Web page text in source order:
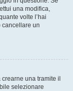
una modifica,
volte l’hai
cancellare un
una tramite il
selezionare